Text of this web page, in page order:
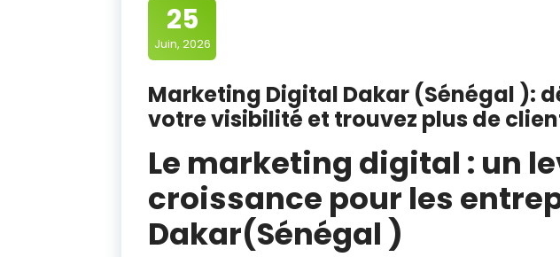
25
Juin, 2026
Marketing Digital Dakar (Sénégal ):
votre visibilité et trouvez plus de
Le marketing digital : un
croissance pour les
Dakar(Sénégal )